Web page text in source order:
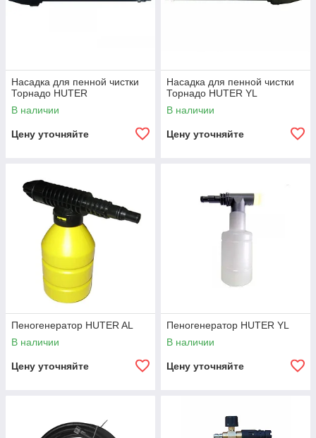
Насадка для пенной чистки
Торнадо HUTER
В наличии
Цену уточняйте
Насадка для пенной чистки
Торнадо HUTER YL
В наличии
Цену уточняйте
Пеногенератор HUTER AL
В наличии
Цену уточняйте
Пеногенератор HUTER YL
В наличии
Цену уточняйте